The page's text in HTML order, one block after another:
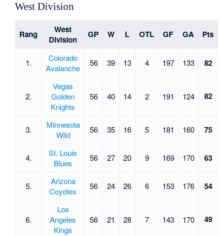
West Division
Rang
West
Division
GP W L OTL GF GA Pts
1.
Colorado
Avalanche
56 39 13 4 197 133 82
2.
Vegas
Golden
Knights
56 40 14 2 191 124 82
3.
Minnesota
Wild
56 35 16 5 181 160 75
4.
St. Louis
Blues
56 27 20 9 169 170 63
5.
Arizona
Coyotes
56 24 26 6 153 176 54
6.
Los
Angeles
Kings
56 21 28 7 143 170 49